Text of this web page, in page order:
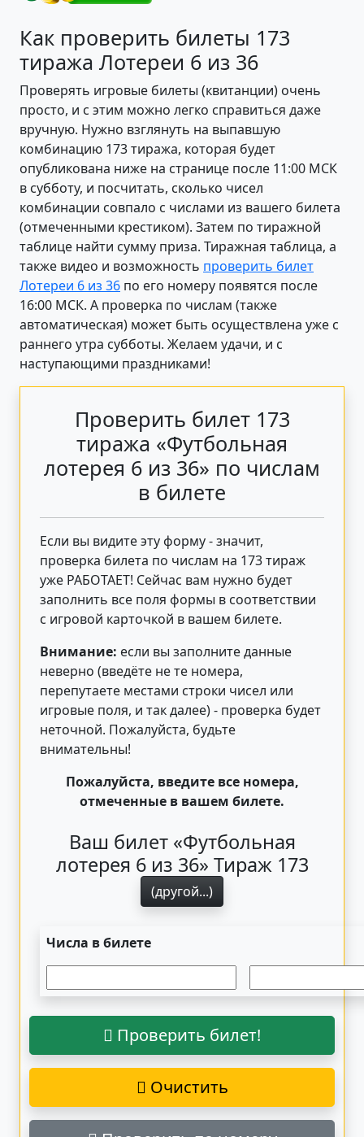
Как проверить билеты 173
тиража Лотереи 6 из 36
Проверять игровые билеты (квитанции) очень
просто, и с этим можно легко справиться даже
вручную. Нужно взглянуть на выпавшую
комбинацию 173 тиража, которая будет
опубликована ниже на странице после 11:00 МСК
в субботу, и посчитать, сколько чисел
комбинации совпало с числами из вашего билета
(отмеченными крестиком). Затем по тиражной
таблице найти сумму приза. Тиражная таблица, а
также видео и возможность проверить билет
Лотереи 6 из 36 по его номеру появятся после
16:00 МСК. А проверка по числам (также
автоматическая) может быть осуществлена уже с
раннего утра субботы. Желаем удачи, и с
наступающими праздниками!
Проверить билет 173
тиража «Футбольная
лотерея 6 из 36» по числам
в билете
Если вы видите эту форму - значит,
проверка билета по числам на 173 тираж
уже РАБОТАЕТ! Сейчас вам нужно будет
заполнить все поля формы в соответствии
с игровой карточкой в вашем билете.
Внимание: если вы заполните данные
неверно (введёте не те номера,
перепутаете местами строки чисел или
игровые поля, и так далее) - проверка будет
неточной. Пожалуйста, будьте
внимательны!
Пожалуйста, введите все номера,
отмеченные в вашем билете.
Ваш билет «Футбольная
лотерея 6 из 36» Тираж 173
(другой...)
Числа в билете
Проверить билет!
Очистить